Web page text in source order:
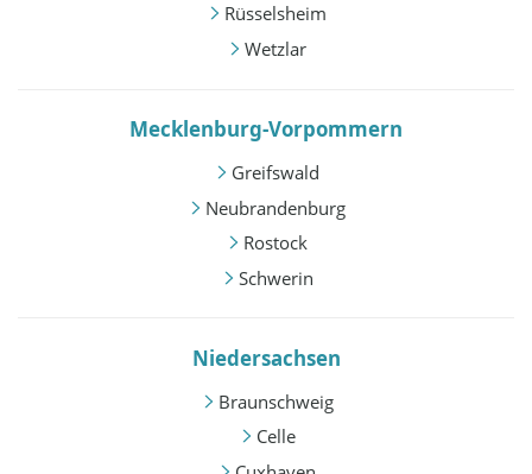
Rüsselsheim
Wetzlar
Mecklenburg-Vorpommern
Greifswald
Neubrandenburg
Rostock
Schwerin
Niedersachsen
Braunschweig
Celle